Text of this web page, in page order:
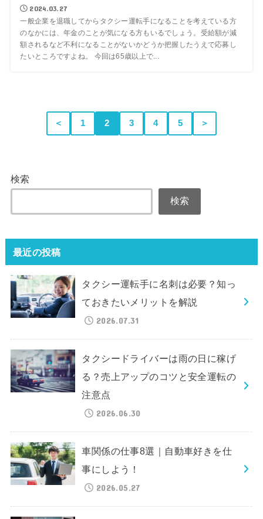
2024.03.27
一般企業を退職してからタクシー運転手になることを考えている方
のなかには、年金のことが気になる方もいるでしょう。受給額が減
額されるなど不利になることがないかどうか把握したうえで応募し
たいところですよね。 今回は65歳以上で...
＜ 1 2 3 4 5 ＞
検索
検索
最近の投稿
タクシー運転手に名刺は必要？知っ
ておきたいメリットを解説
2026.07.31
タクシードライバーは雨の日に稼げ
る？売上アップのコツと安全運転の
注意点
2026.06.30
車関係の仕事8選｜自動車好きを仕
事にしよう！
2026.05.27